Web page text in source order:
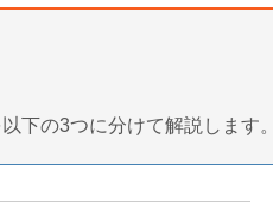
下の3つに分けて解説します。